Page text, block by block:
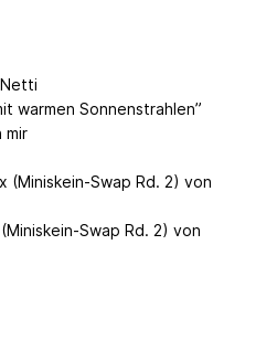
warmen Sonnenstrahlen”
mir
(Miniskein-Swap Rd. 2) von
Swap Rd. 2) von